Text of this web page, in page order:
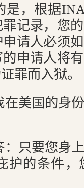
，根据
记录，您
请人必须
申请人将
罪而入狱。
在美国的身
只要您身
护的条件